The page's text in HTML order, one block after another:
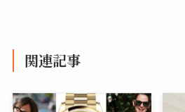
関連記事